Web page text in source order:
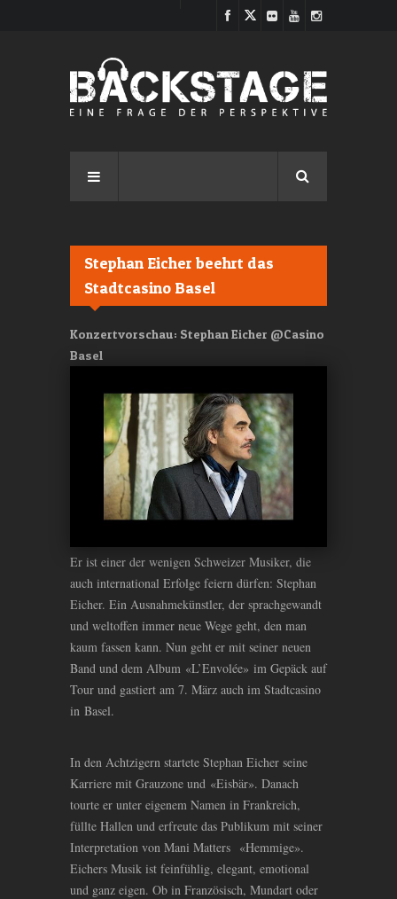
Stephan Eicher beehrt das
Stadtcasino Basel
Konzertvorschau: Stephan Eicher @Casino
Basel
Er ist einer der wenigen Schweizer Musiker, die
auch international Erfolge feiern dürfen: Stephan
Eicher. Ein Ausnahmekünstler, der sprachgewandt
und weltoffen immer neue Wege geht, den man
kaum fassen kann. Nun geht er mit seiner neuen
Band und dem Album «L’Envolée» im Gepäck auf
Tour und gastiert am 7. März auch im Stadtcasino
in Basel.
In den Achtzigern startete Stephan Eicher seine
Karriere mit Grauzone und «Eisbär». Danach
tourte er unter eigenem Namen in Frankreich,
füllte Hallen und erfreute das Publikum mit seiner
Interpretation von Mani Matters «Hemmige».
Eichers Musik ist feinfühlig, elegant, emotional
und ganz eigen. Ob in Französisch, Mundart oder